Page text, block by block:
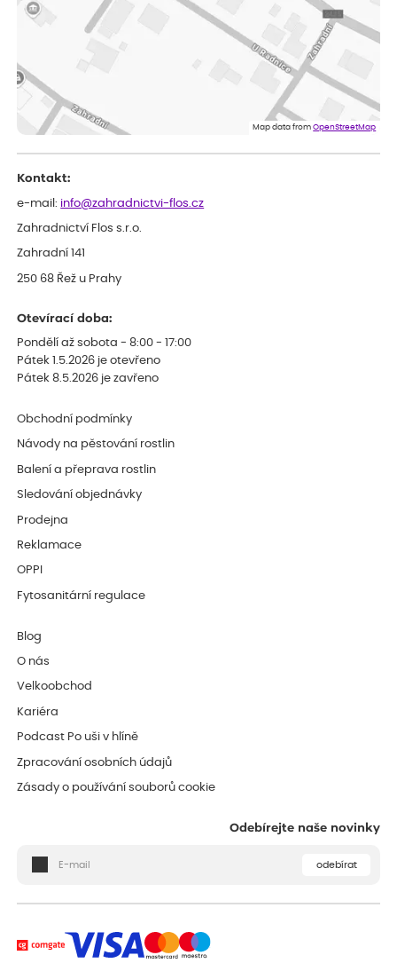
sazenicemi
Miroslava
Rostliny byly v pořádku, dobře zabalené, celková spokojenost.
Doporučuji :). Spokojenost, stromky v pěkném stavu. Jediné, co
my chybělo, bylo komunikování nedostupného zboží před
Map data fromOpenStreetMap
Kontakt:
e-mail: info@zahradnictvi-flos.cz
Zahradnictví Flos s.r.o.
Zahradní 141
250 68 Řež u Prahy
Otevírací doba:
Pondělí až sobota - 8:00 - 17:00
Pátek 1.5.2026 je otevřeno
Pátek 8.5.2026 je zavřeno
Obchodní podmínky
Návody na pěstování rostlin
Balení a přeprava rostlin
Sledování objednávky
Prodejna
Reklamace
OPPI
Fytosanitární regulace
Blog
O nás
Velkoobchod
Kariéra
Podcast Po uši v hlíně
Zpracování osobních údajů
Zásady o používání souborů cookie
Odebírejte naše novinky
odebírat